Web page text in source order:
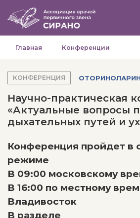
Главная Конференции
КОНФЕРЕНЦИЯ
Научно-практическая
«Актуальные вопросы
дыхательных путей и
Конференция пройдет в
режиме
В 09:00 московскому
В 16:00 по местному
Владивосток
В разделе